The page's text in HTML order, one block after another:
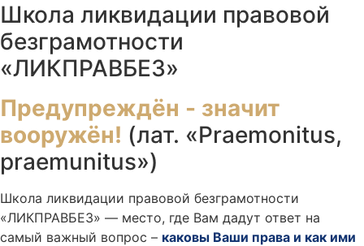
Школа ликвидации правовой
безграмотности
«ЛИКПРАВБЕЗ»
Предупреждён - значит
вооружён! (лат. «Praemonitus,
praemunitus»)
Школа ликвидации правовой безграмотности
«ЛИКПРАВБЕЗ» — место, где Вам дадут ответ на
самый важный вопрос – каковы Ваши права и как ими